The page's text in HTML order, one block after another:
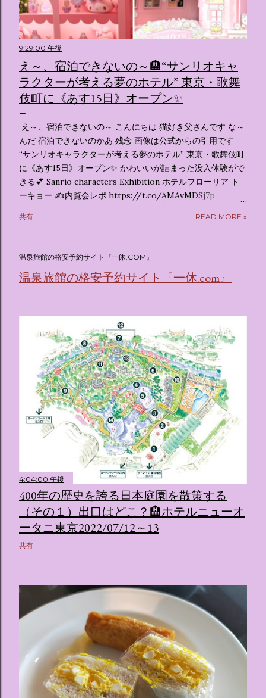
9:29:00 午後
え～、宿泊できないの～🏨“サンリオキャ
ラクターが考える夢のホテル” 東京・歌舞
伎町に《あす15日》オープン✨️
え～、宿泊できないの～ こんにちは 猫好き父さんです な～
んだ 宿泊できないのかあ 残念 画像は公式からの引用です
“サンリオキャラクターが考える夢のホテル” 東京・歌舞伎町
に《あす15日》オープン✨️ かわいいが詰まった没入体験がで
きる💕 Sanrio characters Exhibition ホテルフローリア ト
ーキョー ✍️内覧会レポ https://t.co/AMAvMDSj7p
pic.twitter.com/sKx7uXeXHW — オリコンニュース
(@oricon) July 14, 2026 ホテルフローリア トーキョー
はなく、2026年7月15日から東京・新宿でスタートする サン
リオキャラクターズの体験型・没入型展示イベント の名称で
陸となります。 まるで本当にラグジュアリーホテルにチェッ
クインしてルームツアーを楽しむような、特別な空間が演出
されています。その魅力をいくつかのかたまりに分けてご紹
介します。 🔑 1. コンセプトは「サンリオキャラが考える夢
のホテル」 デジタルメディア技術で世界的に知られるクリエ
イティブプロダクション「d'strict」が手掛けており、五感を
刺激する美しいデジタルアートとストーリー性の高い全11の
テーマブースで構成されています。 チェックインからスター
ト ：ピンクを基調とした華やかなエントランスロビーでルー
ムキーを受け取り、まるでホテルに滞在するかのような没入
感を味わいながら進んでいきます。ロビーではお花をまとっ
たポムポムプリンが出迎えてくれます。 幻想的な共有スペー
ス ：きらめく光に満ちたガーデンや、美しいボールルーム
（舞踏会）、さらには本物の砂を使ったピンク色の美しいビ
ーチ（ポチャッコの隣に座れるエリア）など、写真映え間違
いなしの空間が広がります。 🛌 2. 個性あふれる「9つの客室
人気キャラクターたちがそれぞれの“好き”や理想を詰め込ん
共有 READ MORE »
温泉旅館の格安予約サイト『一休.COM』
温泉旅館の格安予約サイト『一休.com』
4:04:00 午後
400年の歴史を誇る日本庭園を散策する
（その１）出口はどこ？🏨ホテルニューオ
ータニ東京2022/07/12～13
共有